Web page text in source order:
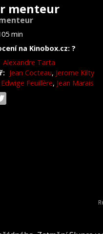
menteur
min
na Kinobox.cz: ?
Alexandre Tarta
Jean Cocteau, Jerome Kilty
Edwige Feuillère, Jean Marais